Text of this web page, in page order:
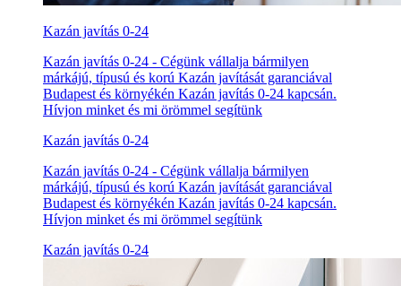
Kazán javítás 0-24
Kazán javítás 0-24 - Cégünk vállalja bármilyen
márkájú, típusú és korú Kazán javítását garanciával
Budapest és környékén Kazán javítás 0-24 kapcsán.
Hívjon minket és mi örömmel segítünk
Kazán javítás 0-24
Kazán javítás 0-24 - Cégünk vállalja bármilyen
márkájú, típusú és korú Kazán javítását garanciával
Budapest és környékén Kazán javítás 0-24 kapcsán.
Hívjon minket és mi örömmel segítünk
Kazán javítás 0-24